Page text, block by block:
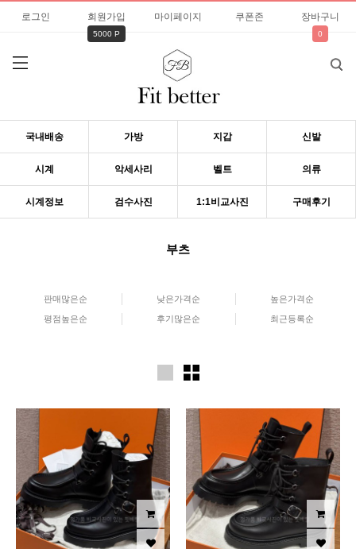
로그인 회원가입
5000 P
마이페이지 쿠폰존 장바구니
0
국내배송 가방 지갑 신발
시계 악세사리 벨트 의류
시계정보 검수사진 1:1비교사진 구매후기
부츠
판매많은순 낮은가격순 높은가격순
평점높은순 후기많은순 최근등록순